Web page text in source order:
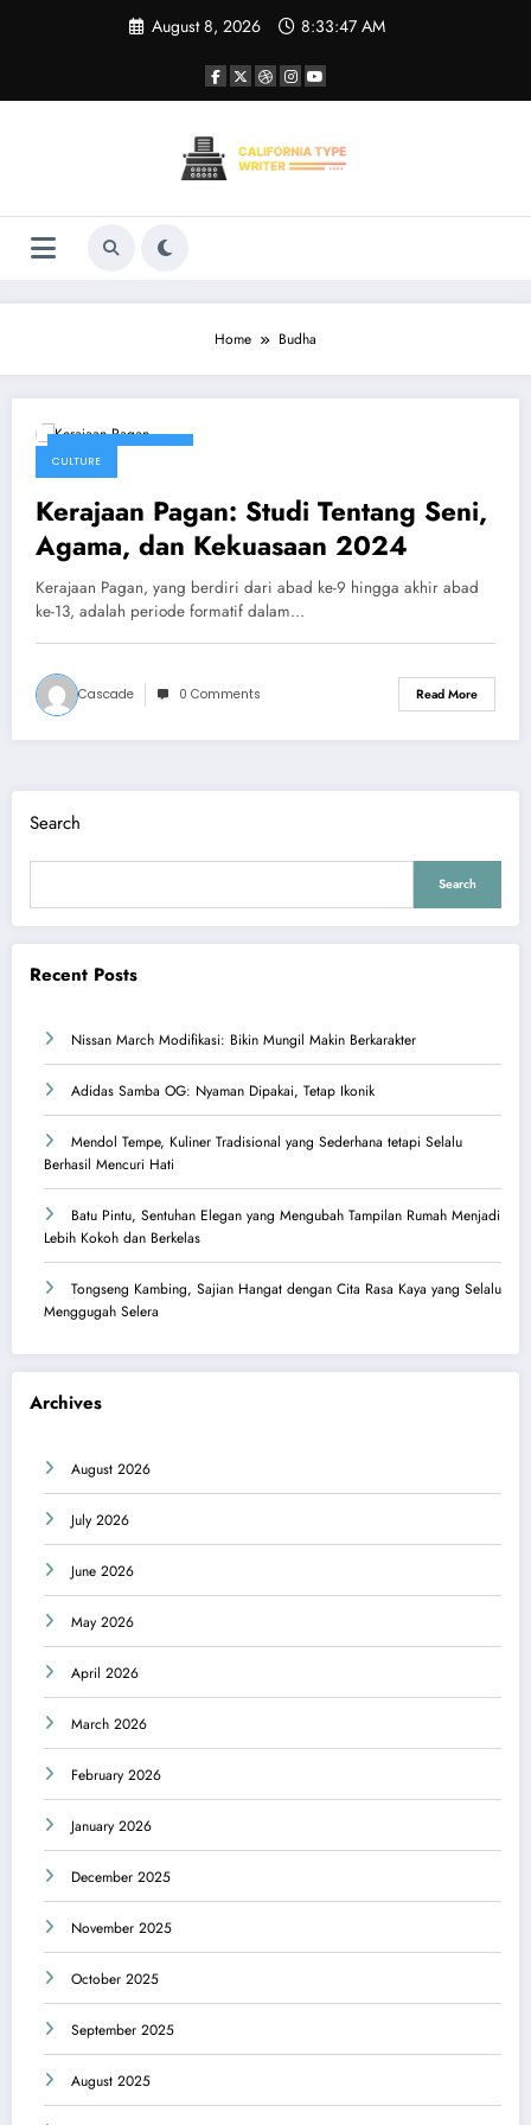
August 8, 2026 8:33:47 AM
Home Budha
CULTURE
Kerajaan Pagan: Studi Tentang Seni,
Agama, dan Kekuasaan 2024
Kerajaan Pagan, yang berdiri dari abad ke-9 hingga akhir abad
ke-13, adalah periode formatif dalam…
Cascade 0 Comments Read More
Search
Search
Recent Posts
Nissan March Modifikasi: Bikin Mungil Makin Berkarakter
Adidas Samba OG: Nyaman Dipakai, Tetap Ikonik
Mendol Tempe, Kuliner Tradisional yang Sederhana tetapi Selalu
Berhasil Mencuri Hati
Batu Pintu, Sentuhan Elegan yang Mengubah Tampilan Rumah Menjadi
Lebih Kokoh dan Berkelas
Tongseng Kambing, Sajian Hangat dengan Cita Rasa Kaya yang Selalu
Menggugah Selera
Archives
August 2026
July 2026
June 2026
May 2026
April 2026
March 2026
February 2026
January 2026
December 2025
November 2025
October 2025
September 2025
August 2025